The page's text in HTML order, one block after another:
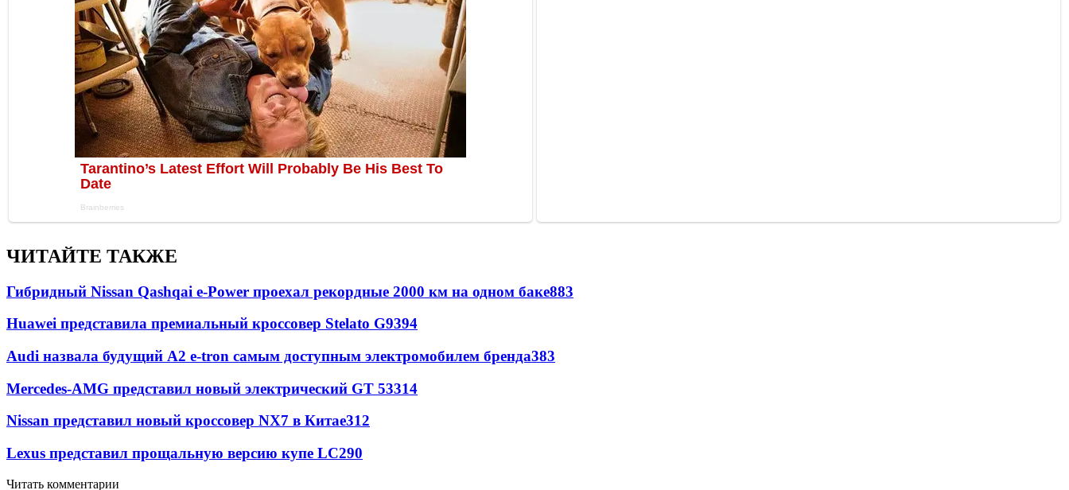
ЧИТАЙТЕ ТАКЖЕ
Гибридный Nissan Qashqai e-Power проехал рекордные 2000 км на одном баке883
Huawei представила премиальный кроссовер Stelato G9394
Audi назвала будущий A2 e-tron самым доступным электромобилем бренда383
Mercedes-AMG представил новый электрический GT 53314
Nissan представил новый кроссовер NX7 в Китае312
Lexus представил прощальную версию купе LC290
Читать комментарии